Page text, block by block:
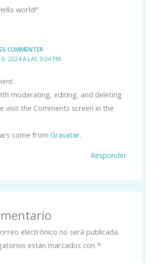
world!”
COMMENTER
6, 2024 A LAS 9:04 PM
moderating, editing, and deleting
visit the Comments screen in the
come fromGravatar.
Responder
electrónico no será publicada.
están marcados con*